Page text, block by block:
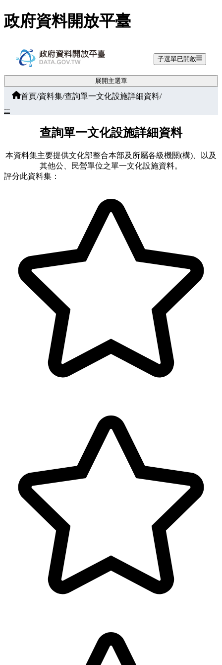
跳至主要內容
政府資料開放平臺
子選單已開啟
展開主選單
首頁/資料集/查詢單一文化設施詳細資料/
:::
查詢單一文化設施詳細資料
本資料集主要提供文化部整合本部及所屬各級機關(構)、以及
其他公、民營單位之單一文化設施資料。
評分此資料集：